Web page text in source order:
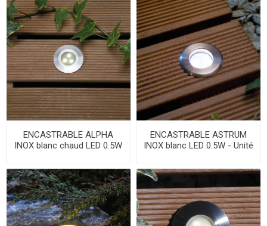
ENCASTRABLE ALPHA
INOX blanc chaud LED 0.5W
ENCASTRABLE ASTRUM
INOX blanc LED 0.5W - Unité